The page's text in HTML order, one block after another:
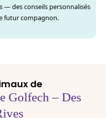
— des conseils personnalisés
futur compagnon.
de
Golfech – Des